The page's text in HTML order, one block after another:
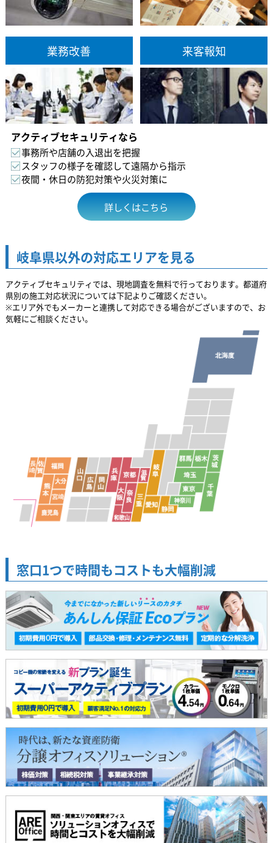
業務改善 来客報知
アクティブセキュリティなら
事務所や店舗の入退出を把握
スタッフの様子を確認して遠隔から指示
夜間・休日の防犯対策や火災対策に
詳しくはこちら
岐阜県以外の対応エリアを見る
アクティブセキュリティでは、現地調査を無料で行っております。都道府
県別の施工対応状況については下記よりご確認ください。
※エリア外でもメーカーと連携して対応できる場合がございますので、お
気軽にご相談ください。
窓口1つで時間もコストも大幅削減